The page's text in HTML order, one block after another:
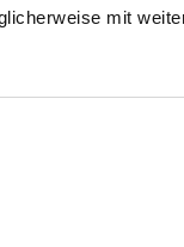
mit